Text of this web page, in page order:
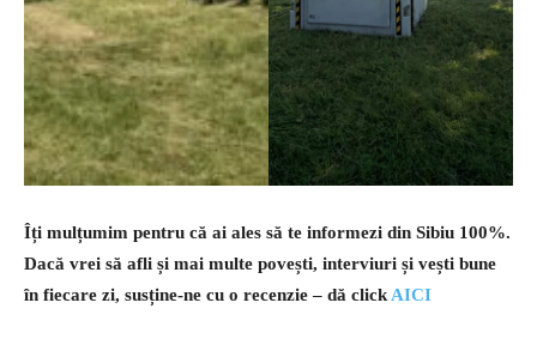
Îți mulțumim pentru că ai ales să te informezi din Sibiu 100%.
Dacă vrei să afli și mai multe povești, interviuri și vești bune
în fiecare zi, susține-ne cu o recenzie – dă click AICI